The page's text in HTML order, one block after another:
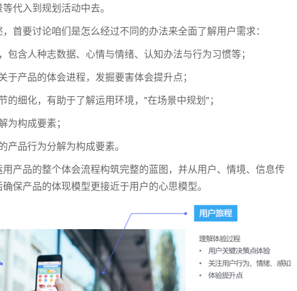
代入到规划活动中去。
首要讨论咱们是怎么经过不同的办法来全面了解用户需求：
人种志数据、心情与情绪、认知办法与行为习惯等；
品的体会进程，发掘要害体会提升点；
化，有助于了解运用环境，"在场景中规划"；
构成要素；
品行为分解为构成要素。
产品的整个体会流程构筑完整的蓝图，并从用户、情境、信息传
保产品的体现模型更接近于用户的心思模型。